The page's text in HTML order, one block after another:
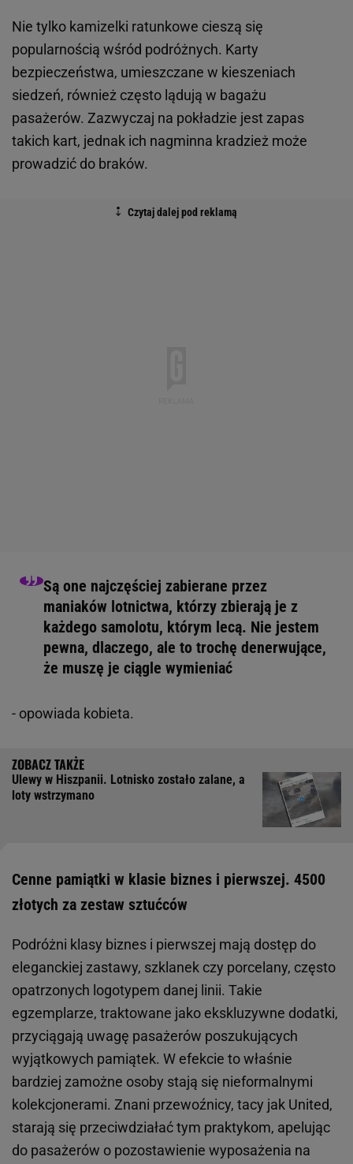
Nie tylko kamizelki ratunkowe cieszą się
popularnością wśród podróżnych. Karty
bezpieczeństwa, umieszczane w kieszeniach
siedzeń, również często lądują w bagażu
pasażerów. Zazwyczaj na pokładzie jest zapas
takich kart, jednak ich nagminna kradzież może
prowadzić do braków.
Są one najczęściej zabierane przez
maniaków lotnictwa, którzy zbierają je z
każdego samolotu, którym lecą. Nie jestem
pewna, dlaczego, ale to trochę denerwujące,
że muszę je ciągle wymieniać
- opowiada kobieta.
Ulewy w Hiszpanii. Lotnisko zostało zalane, a
loty wstrzymano
Cenne pamiątki w klasie biznes i pierwszej. 4500
złotych za zestaw sztućców
Podróżni klasy biznes i pierwszej mają dostęp do
eleganckiej zastawy, szklanek czy porcelany, często
opatrzonych logotypem danej linii. Takie
egzemplarze, traktowane jako ekskluzywne dodatki,
przyciągają uwagę pasażerów poszukujących
wyjątkowych pamiątek. W efekcie to właśnie
bardziej zamożne osoby stają się nieformalnymi
kolekcjonerami. Znani przewoźnicy, tacy jak United,
starają się przeciwdziałać tym praktykom, apelując
do pasażerów o pozostawienie wyposażenia na